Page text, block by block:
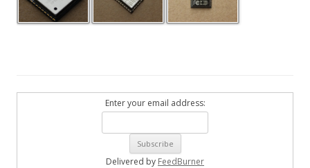
Enter your email address:
Delivered by FeedBurner